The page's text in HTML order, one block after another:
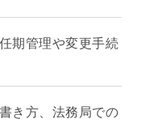
期管理や変更手続
き方、法務局での